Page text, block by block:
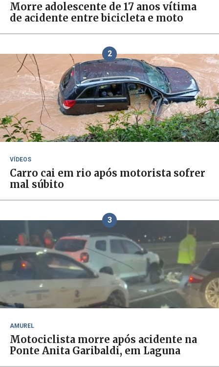
Morre adolescente de 17 anos vítima
de acidente entre bicicleta e moto
2
VÍDEOS
Carro cai em rio após motorista sofrer
mal súbito
3
AMUREL
Motociclista morre após acidente na
Ponte Anita Garibaldi, em Laguna